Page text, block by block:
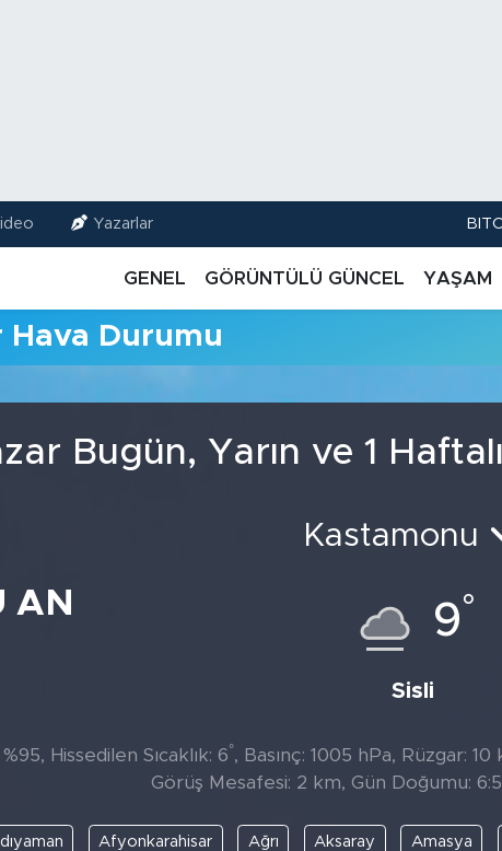
Yazarlar
GENEL GÖRÜNTÜLÜ GÜNCEL YAŞAM
Hava Durumu
Bugün, Yarın ve 1
AN
Kastamonu
9°
Sisli
Hissedilen Sıcaklık: 6°, Basınç: 1005 hPa, Rüzgar:
Görüş Mesafesi: 2 km, Gün Doğumu:
Afyonkarahisar Ağrı Aksaray Amasya
Durumu ve Fikstür